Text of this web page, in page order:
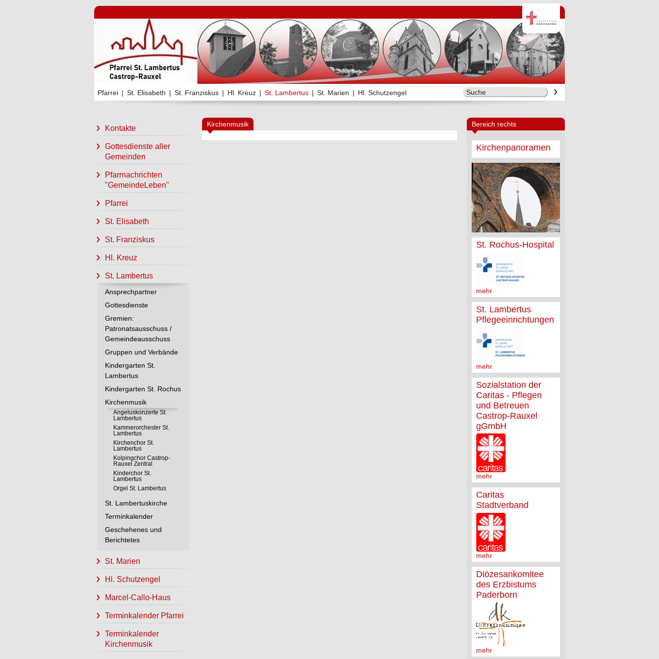
Pfarrei | St. Elisabeth | St. Franziskus | Hl. Kreuz | St. Lambertus | St. Marien | Hl. Schutzengel
Kontakte
Gottesdienste aller
Gemeinden
Pfarrnachrichten
"GemeindeLeben"
Pfarrei
St. Elisabeth
St. Franziskus
Hl. Kreuz
St. Lambertus
Ansprechpartner
Gottesdienste
Gremien:
Patronatsausschuss /
Gemeindeausschuss
Gruppen und Verbände
Kindergarten St.
Lambertus
Kindergarten St. Rochus
Kirchenmusik
Angeluskonzerte St.
Lambertus
Kammerorchester St.
Lambertus
Kirchenchor St.
Lambertus
Kolpingchor Castrop-
Rauxel Zentral
Kinderchor St.
Lambertus
Orgel St. Lambertus
St. Lambertuskirche
Terminkalender
Geschehenes und
Berichtetes
St. Marien
Hl. Schutzengel
Marcel-Callo-Haus
Terminkalender Pfarrei
Terminkalender
Kirchenmusik
Bereich rechts
Kirchenpanoramen
St. Rochus-Hospital
mehr
St. Lambertus
Pflegeeinrichtungen
mehr
Sozialstation der
Caritas - Pflegen
und Betreuen
Castrop-Rauxel
gGmbH
mehr
Caritas
Stadtverband
mehr
Diözesankomitee
des Erzbistums
Paderborn
mehr
Kirchenmusik